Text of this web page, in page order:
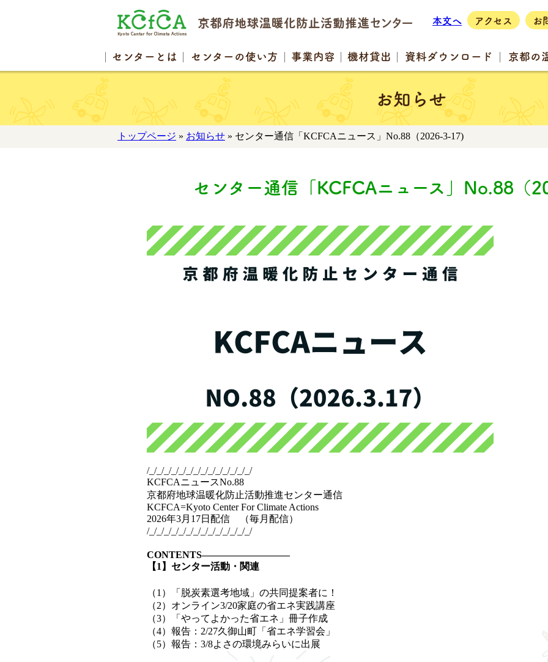
本文へ アクセス お
センター とは センターの使い方 事業内容 機材貸出 資料ダウンロード 京都の
お知らせ
トップページ » お知らせ » センター通信「KCFCAニュース」No.88（2026-3-17)
センター通信「KCFCAニュース」No.88（
/_/_/_/_/_/_/_/_/_/_/_/_/_/_/
KCFCAニュースNo.88
京都府地球温暖化防止活動推進センター通信
KCFCA=Kyoto Center For Climate Actions
2026年3月17日配信 （毎月配信）
/_/_/_/_/_/_/_/_/_/_/_/_/_/_/
CONTENTS—————————
【1】センター活動・関連
（1）「脱炭素選考地域」の共同提案者に！
（2）オンライン3/20家庭の省エネ実践講座
（3）「やってよかった省エネ」冊子作成
（4）報告：2/27久御山町「省エネ学習会」
（5）報告：3/8よさの環境みらいに出展